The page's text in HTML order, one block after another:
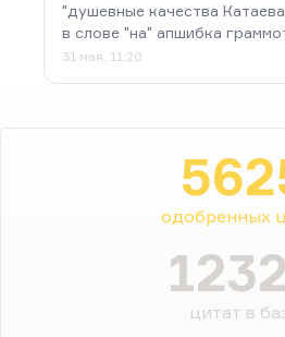
"душевные качества
в слове "на" апшибка
31 мая, 11:20
одобренных
цитат в